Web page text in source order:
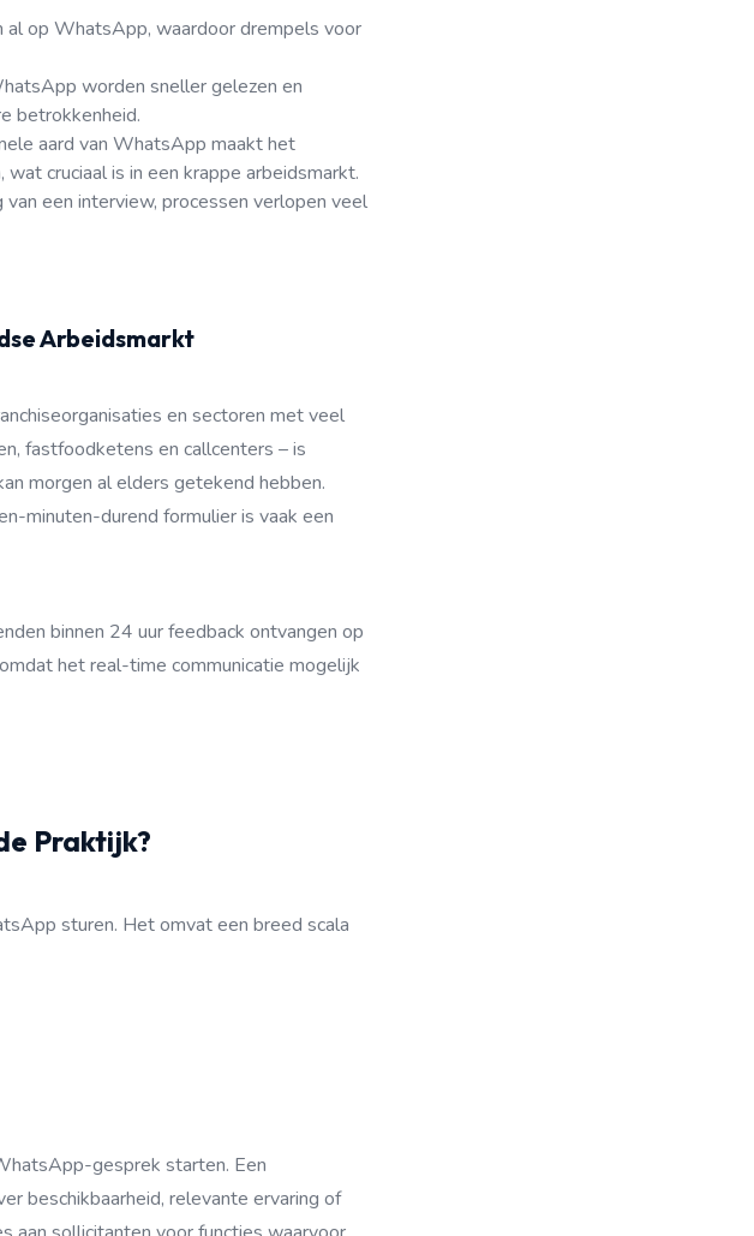
op WhatsApp, waardoor drempels voor
worden sneller gelezen en
betrokkenheid.
aard van WhatsApp maakt het
cruciaal is in een krappe arbeidsmarkt.
een interview, processen verlopen veel
Arbeidsmarkt
en sectoren met veel
fastfoodketens en callcenters – is
morgen al elders getekend hebben.
minuten-durend formulier is vaak een
binnen 24 uur feedback ontvangen op
het real-time communicatie mogelijk
Praktijk?
sturen. Het omvat een breed scala
gesprek starten. Een
beschikbaarheid, relevante ervaring of